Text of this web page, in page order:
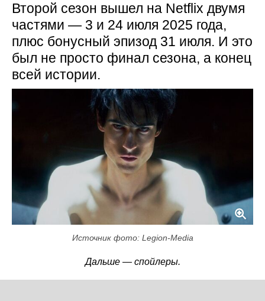
Второй сезон вышел на Netflix двумя
частями — 3 и 24 июля 2025 года,
плюс бонусный эпизод 31 июля. И это
был не просто финал сезона, а конец
всей истории.
Источник фото: Legion-Media
Дальше — спойлеры.